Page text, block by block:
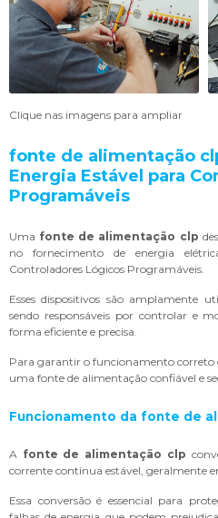
Clique nas imagens para ampliar
fonte de alimentação
Energia Estável para
Programáveis
Uma fonte de alimentação clp
no fornecimento de energia
Controladores Lógicos Programáveis.
Esses dispositivos são amplamente
sendo responsáveis por controlar e
forma eficiente e precisa.
Para garantir o funcionamento correto
uma fonte de alimentação confiável e
Funcionamento da fonte de
A fonte de alimentação clp
corrente contínua estável, geralmente
Essa conversão é essencial para